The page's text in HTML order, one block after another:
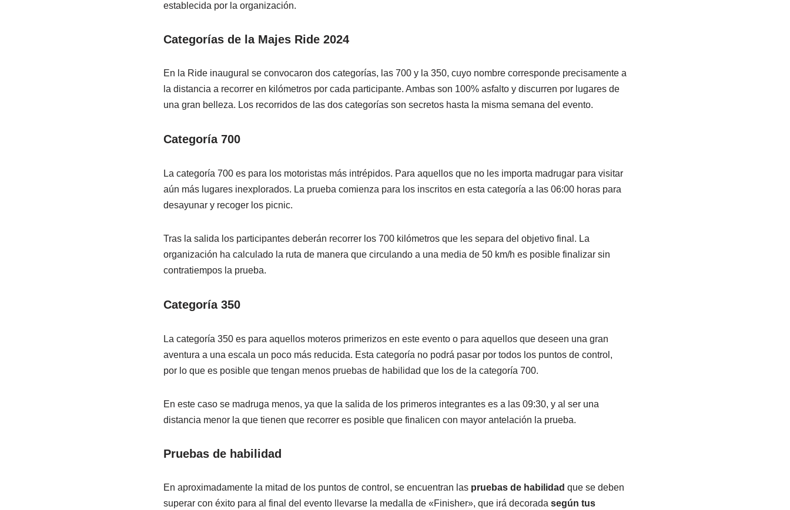
establecida por la organización.
Categorías de la Majes Ride 2024
En la Ride inaugural se convocaron dos categorías, las 700 y la 350, cuyo nombre corresponde precisamente a
la distancia a recorrer en kilómetros por cada participante. Ambas son 100% asfalto y discurren por lugares de
una gran belleza. Los recorridos de las dos categorías son secretos hasta la misma semana del evento.
Categoría 700
La categoría 700 es para los motoristas más intrépidos. Para aquellos que no les importa madrugar para visitar
aún más lugares inexplorados. La prueba comienza para los inscritos en esta categoría a las 06:00 horas para
desayunar y recoger los picnic.
Tras la salida los participantes deberán recorrer los 700 kilómetros que les separa del objetivo final. La
organización ha calculado la ruta de manera que circulando a una media de 50 km/h es posible finalizar sin
contratiempos la prueba.
Categoría 350
La categoría 350 es para aquellos moteros primerizos en este evento o para aquellos que deseen una gran
aventura a una escala un poco más reducida. Esta categoría no podrá pasar por todos los puntos de control,
por lo que es posible que tengan menos pruebas de habilidad que los de la categoría 700.
En este caso se madruga menos, ya que la salida de los primeros integrantes es a las 09:30, y al ser una
distancia menor la que tienen que recorrer es posible que finalicen con mayor antelación la prueba.
Pruebas de habilidad
En aproximadamente la mitad de los puntos de control, se encuentran las pruebas de habilidad que se deben
superar con éxito para al final del evento llevarse la medalla de «Finisher», que irá decorada según tus